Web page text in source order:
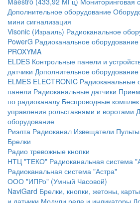
Дополнительное оборудование
мини сигнализация
Visonic (Израиль) Радиоканальное
PowerG Радиоканальное
PROXYMA
ELDES Контрольные панели и
датчики Дополнительное оборудование
ELMES ELECTRONIC Радиоканальные
панели Радиоканальные датчики
по радиоканалу Беспроводные
управления рольставнями и воротами
оборудование
Риэлта Радиоканал Извещатели
Брелки
Радио тревожные кнопки
НТЦ "ТЕКО" Радиоканальная система
Радиоканальная система "Астра"
ООО "ИПРо" (Умный Часовой)
NaviGard Брелки, кнопки, жетоны,